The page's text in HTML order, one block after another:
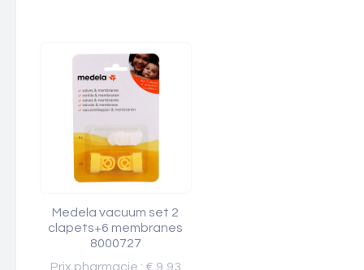
Medela vacuum set 2
clapets+6 membranes
8000727
Prix pharmacie : € 9,93